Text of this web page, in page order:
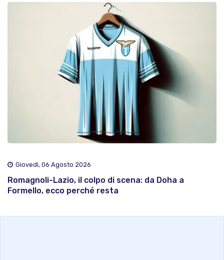
Giovedì, 06 Agosto 2026
Romagnoli-Lazio, il colpo di scena: da Doha a
Formello, ecco perché resta